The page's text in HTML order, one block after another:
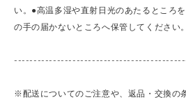
い。●高温多湿や直射日光のあたるところ
の手の届かないところへ保管してください。
※配送についてのご注意や、返品・交換の